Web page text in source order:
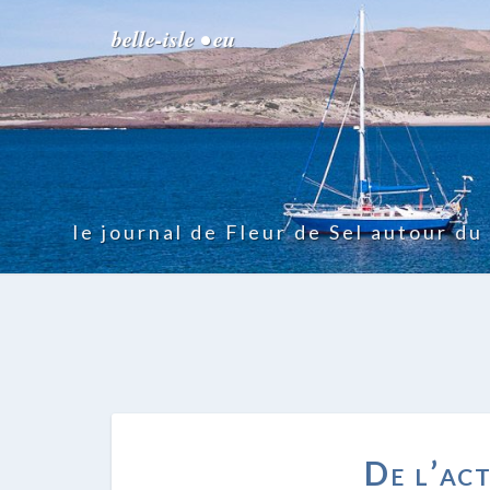
belle-isle • eu
le journal de Fleur de Sel autour du
De